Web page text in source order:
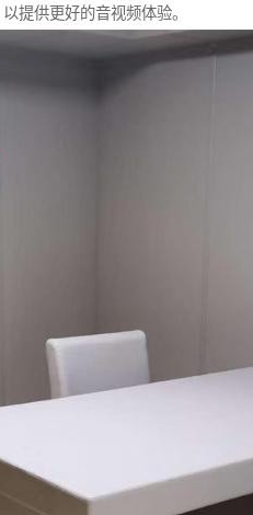
提供更好的音视频体验。